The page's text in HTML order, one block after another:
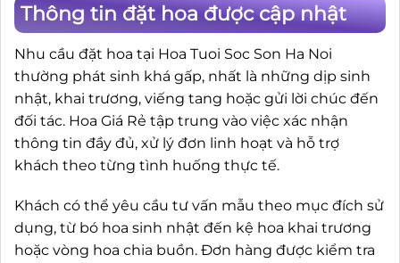
Thông tin đặt hoa được cập nhật
Nhu cầu đặt hoa tại Hoa Tuoi Soc Son Ha Noi
thường phát sinh khá gấp, nhất là những dịp sinh
nhật, khai trương, viếng tang hoặc gửi lời chúc đến
đối tác. Hoa Giá Rẻ tập trung vào việc xác nhận
thông tin đầy đủ, xử lý đơn linh hoạt và hỗ trợ
khách theo từng tình huống thực tế.
Khách có thể yêu cầu tư vấn mẫu theo mục đích sử
dụng, từ bó hoa sinh nhật đến kệ hoa khai trương
hoặc vòng hoa chia buồn. Đơn hàng được kiểm tra